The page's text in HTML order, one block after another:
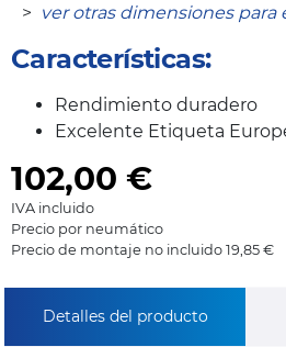
> ver otras dimensiones para
Características:
Rendimiento duradero
Excelente Etiqueta
102,00 €
IVA incluido
Precio por neumático
Precio de montaje no incluido 19,85 €
Detalles del producto